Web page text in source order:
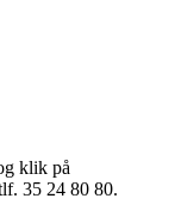
klik på
35 24 80 80.